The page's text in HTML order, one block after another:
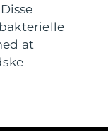
at